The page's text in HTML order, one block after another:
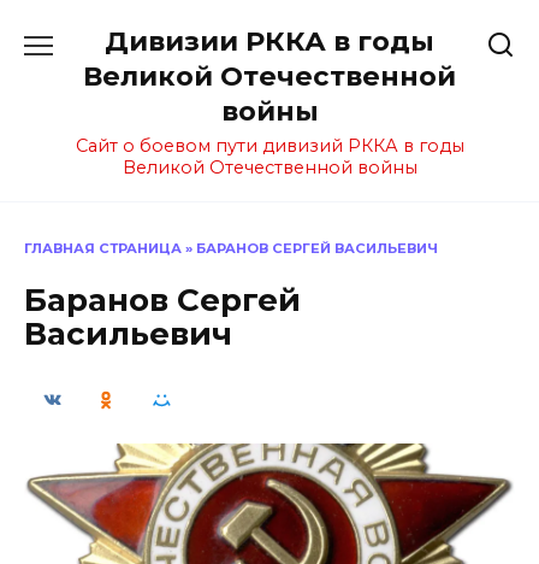
содержанию
Дивизии РККА в годы
Великой Отечественной
войны
Сайт о боевом пути дивизий РККА в годы
Великой Отечественной войны
ГЛАВНАЯ СТРАНИЦА » БАРАНОВ СЕРГЕЙ ВАСИЛЬЕВИЧ
Баранов Сергей
Васильевич